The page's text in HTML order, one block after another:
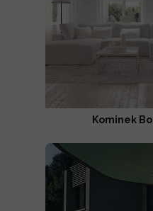
Kominek